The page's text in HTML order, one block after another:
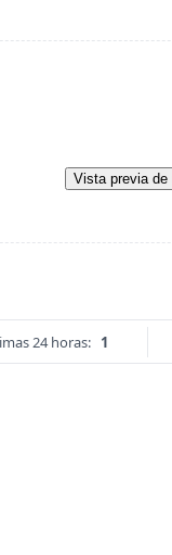
Vista previa
24 horas: 1